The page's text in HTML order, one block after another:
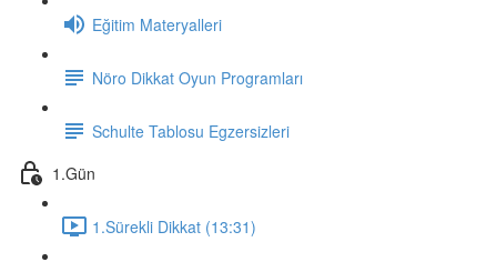
Eğitim Materyalleri
Nöro Dikkat Oyun Programları
Schulte Tablosu Egzersizleri
1.Gün
1.Sürekli Dikkat (13:31)